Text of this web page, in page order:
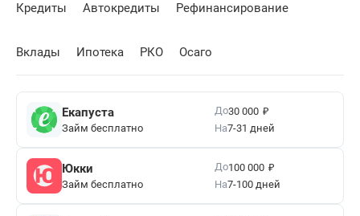
Кредиты Автокредиты Рефинансирование
Вклады Ипотека РКО Осаго
Екапуста
Займ бесплатно
До30 000 ₽
На7-31 дней
Юкки
Займ бесплатно
До100 000 ₽
На7-100 дней